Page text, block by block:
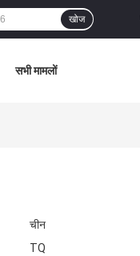
खोज
सभी मामलों
चीन
TQ